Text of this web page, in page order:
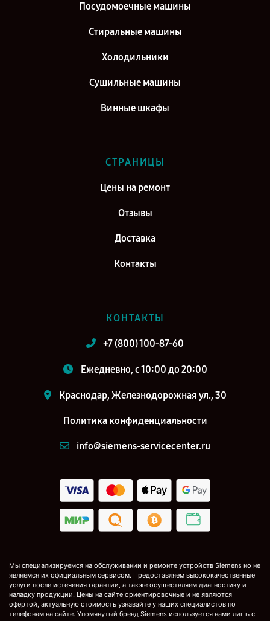
Посудомоечные машины
Стиральные машины
Холодильники
Сушильные машины
Винные шкафы
СТРАНИЦЫ
Цены на ремонт
Отзывы
Доставка
Контакты
КОНТАКТЫ
+7 (800) 100-87-60
Ежедневно, с 10:00 до 20:00
Краснодар, Железнодорожная ул., 30
Политика конфиденциальности
info@siemens-servicecenter.ru
Мы специализируемся на обслуживании и ремонте устройств Siemens но не
являемся их официальным сервисом. Предоставляем высококачественные
услуги после истечения гарантии, а также осуществляем диагностику и
наладку продукции. Цены на сайте ориентировочные и не являются
офертой, актуальную стоимость узнавайте у наших специалистов по
телефонам на сайте. Упомянутый бренд Siemens используется нами лишь с